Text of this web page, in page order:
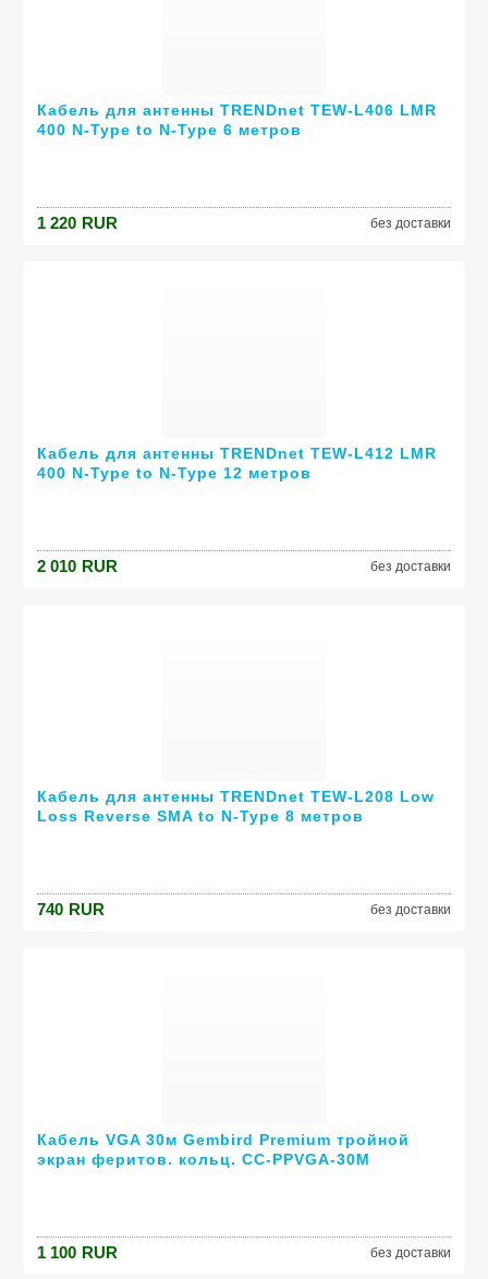
Кабель для антенны TRENDnet TEW-L406 LMR
400 N-Type to N-Type 6 метров
1 220 RUR без доставки
Кабель для антенны TRENDnet TEW-L412 LMR
400 N-Type to N-Type 12 метров
2 010 RUR без доставки
Кабель для антенны TRENDnet TEW-L208 Low
Loss Reverse SMA to N-Type 8 метров
740 RUR без доставки
Кабель VGA 30м Gembird Premium тройной
экран феритов. кольц. CC-PPVGA-30M
1 100 RUR без доставки